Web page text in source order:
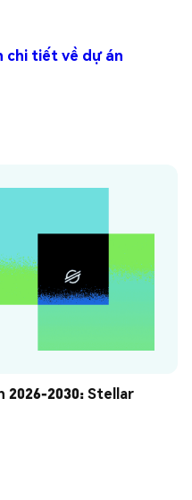
chi tiết về dự án
2026-2030: Stellar